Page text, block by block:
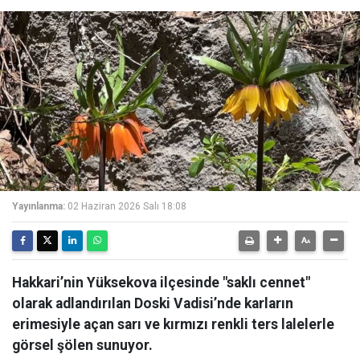
Yayınlanma: 02 Haziran 2026 Salı 18:08
Hakkari’nin Yüksekova ilçesinde "saklı cennet"
olarak adlandırılan Doski Vadisi’nde karların
erimesiyle açan sarı ve kırmızı renkli ters lalelerle
görsel şölen sunuyor.